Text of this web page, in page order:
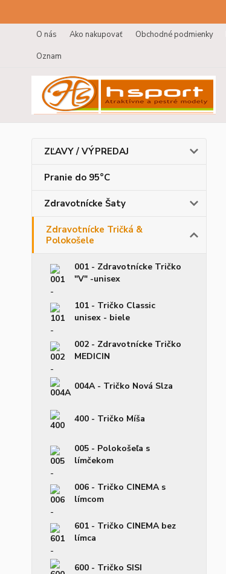
O nás Ako nakupovať Obchodné podmienky
Oznam
ZĽAVY / VÝPREDAJ
Pranie do 95°C
Zdravotnícke Šaty
Zdravotnícke Tričká &
Polokošele
001 - Zdravotnícke Tričko
"V" -unisex
101 - Tričko Classic
unisex - biele
002 - Zdravotnícke Tričko
MEDICIN
004A - Tričko Nová Slza
400 - Tričko Míša
005 - Polokošeľa s
límčekom
006 - Tričko CINEMA s
límcom
601 - Tričko CINEMA bez
límca
600 - Tričko SISI